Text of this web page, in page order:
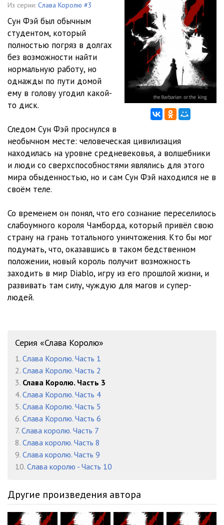
11:33
109 12:31
110 12:42
111 13:08
112 13:26
114
115 18:34
116 15:33
117
118 13:46
119 14:37
120 13:51
121 12:56
122
125
126
127
128
129
130
132
133 15:06
Из серии: Слава Королю #3
Сун Фэй был обычным
студентом, который
полностью погряз в долгах
без возможности найти
нормальную работу, но
однажды по пути домой
ему в голову угодил какой-
то диск.
Следом Сун Фэй проснулся в
необычном месте: человеческая цивилизация
находилась на уровне средневековья, а волшебники
и люди со сверхспособностями являлись для этого
мира обыденностью, но и сам Сун Фэй находился не в
своём теле.
Со временем он понял, что его сознание переселилось
слабоумного короля Чамборда, который привёл свою
страну на грань тотального уничтожения. Кто бы мог
подумать, что, оказавшись в таком бедственном
положении, новый король получит возможность
заходить в мир Diablo, игру из его прошлой жизни, и
развивать там силу, чуждую для магов и супер-
людей.
Серия «Слава Королю»
1. Слава Королю. Часть 1
2. Слава Королю. Часть 2
3. Слава Королю. Часть 3
4. Слава Королю. Часть 4
5. Слава Королю. Часть 5
6. Слава Королю. Часть 6
7. Слава королю. Часть 7
8. Слава королю. Часть 8
9. Слава королю. Часть 9
10. Слава королю - Часть 10
Другие произведения автора